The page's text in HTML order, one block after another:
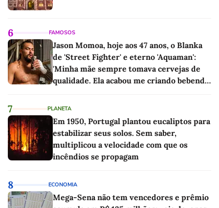
6 FAMOSOS
Jason Momoa, hoje aos 47 anos, o Blanka
de 'Street Fighter' e eterno 'Aquaman':
'Minha mãe sempre tomava cervejas de
qualidade. Ela acabou me criando bebendo
7 PLANETA
Em 1950, Portugal plantou eucaliptos para
estabilizar seus solos. Sem saber,
multiplicou a velocidade com que os
incêndios se propagam
8 ECONOMIA
Mega-Sena não tem vencedores e prêmio